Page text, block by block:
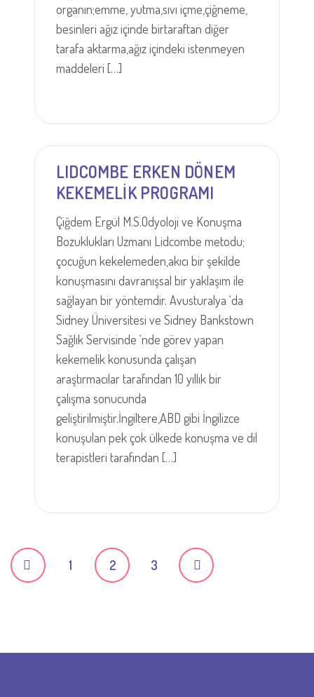
organın;emme, yutma,sıvı içme,çiğneme,
besinleri ağız içinde birtaraftan diğer
tarafa aktarma,ağız içindeki istenmeyen
maddeleri […]
LIDCOMBE ERKEN DÖNEM
KEKEMELİK PROGRAMI
Çiğdem Ergül M.S.Odyoloji ve Konuşma
Bozuklukları Uzmanı Lidcombe metodu;
çocuğun kekelemeden,akıcı bir şekilde
konuşmasını davranışsal bir yaklaşım ile
sağlayan bir yöntemdir. Avusturalya ‘da
Sidney Üniversitesi ve Sidney Bankstown
Sağlık Servisinde ‘nde görev yapan
kekemelik konusunda çalışan
araştırmacılar tarafından 10 yıllık bir
çalışma sonucunda
geliştirilmiştir.İngiltere,ABD gibi İngilizce
konuşulan pek çok ülkede konuşma ve dil
terapistleri tarafından […]
P
1 2 3